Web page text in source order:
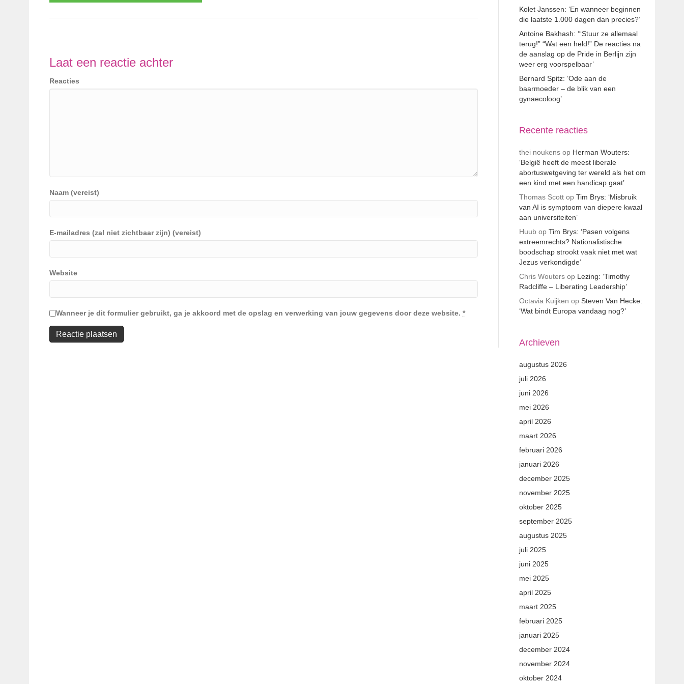
Laat een reactie achter
Reacties
Naam (vereist)
E-mailadres (zal niet zichtbaar zijn) (vereist)
Website
Wanneer je dit formulier gebruikt, ga je akkoord met de opslag en verwerking van jouw gegevens door deze website. *
Kolet Janssen: ‘En wanneer beginnen
die laatste 1.000 dagen dan precies?’
Antoine Bakhash: ‘“Stuur ze allemaal
terug!” “Wat een held!” De reacties na
de aanslag op de Pride in Berlijn zijn
weer erg voorspelbaar’
Bernard Spitz: ‘Ode aan de
baarmoeder – de blik van een
gynaecoloog’
Recente reacties
thei noukensop Herman Wouters:
‘België heeft de meest liberale
abortuswetgeving ter wereld als het om
een kind met een handicap gaat’
Thomas Scottop Tim Brys: ‘Misbruik
van AI is symptoom van diepere kwaal
aan universiteiten’
Huubop Tim Brys: ‘Pasen volgens
extreemrechts? Nationalistische
boodschap strookt vaak niet met wat
Jezus verkondigde’
Chris Woutersop Lezing: ‘Timothy
Radcliffe – Liberating Leadership’
Octavia Kuijken op Steven Van Hecke:
‘Wat bindt Europa vandaag nog?’
Archieven
augustus 2026
juli 2026
juni 2026
mei 2026
april 2026
maart 2026
februari 2026
januari 2026
december 2025
november 2025
oktober 2025
september 2025
augustus 2025
juli 2025
juni 2025
mei 2025
april 2025
maart 2025
februari 2025
januari 2025
december 2024
november 2024
oktober 2024